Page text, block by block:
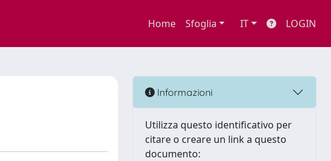
Home Sfoglia IT LOGIN
Informazioni
Utilizza questo identificativo per
citare o creare un link a questo
documento: